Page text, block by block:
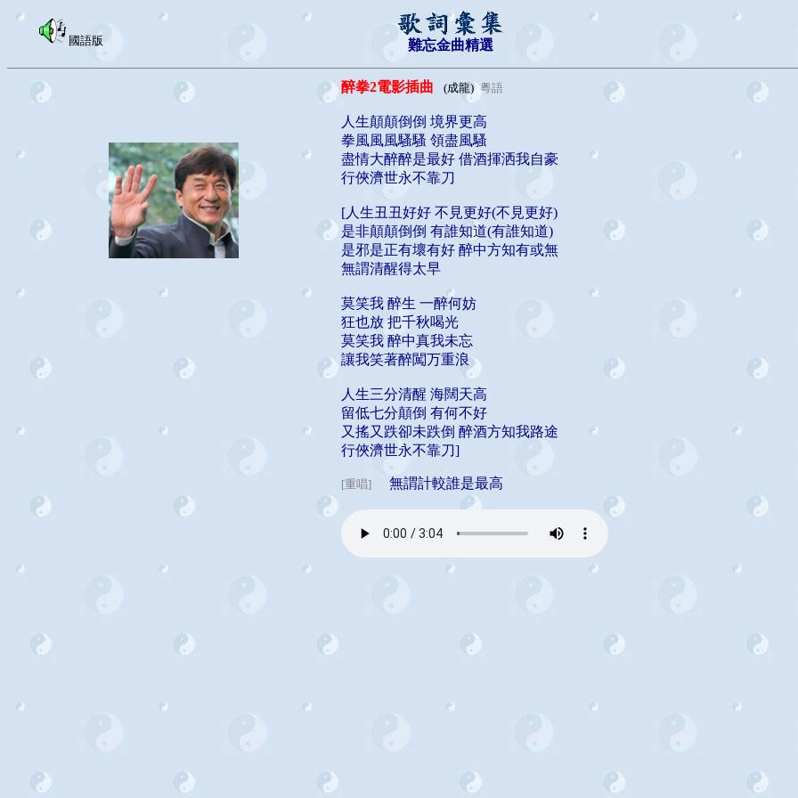
國語版 難忘金曲精選
醉拳2電影插曲 (成龍) 粵語
人生顛顛倒倒 境界更高
拳風風風騷騷 領盡風騷
盡情大醉醉是最好 借酒揮洒我自豪
行俠濟世永不靠刀
[人生丑丑好好 不見更好(不見更好)
是非顛顛倒倒 有誰知道(有誰知道)
是邪是正有壞有好 醉中方知有或無
無謂清醒得太早
莫笑我 醉生 一醉何妨
狂也放 把千秋喝光
莫笑我 醉中真我未忘
讓我笑著醉闖万重浪
人生三分清醒 海闊天高
留低七分顛倒 有何不好
又搖又跌卻未跌倒 醉酒方知我路途
行俠濟世永不靠刀]
[重唱] 無謂計較誰是最高